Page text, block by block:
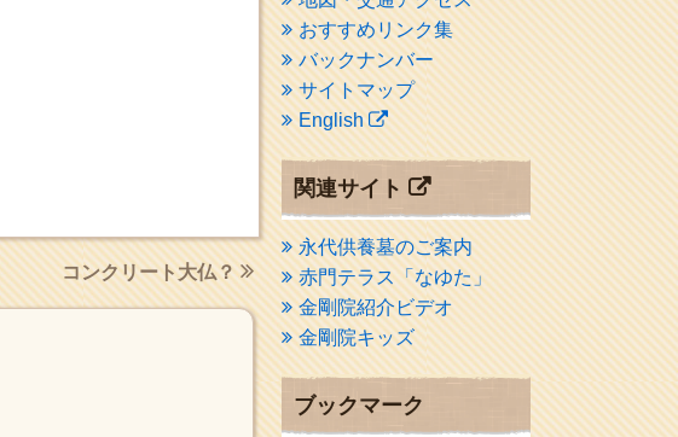
コンクリート大仏？
おすすめリンク集
バックナンバー
サイトマップ
English
関連サイト
永代供養墓のご案内
赤門テラス「なゆた」
金剛院紹介ビデオ
金剛院キッズ
ブックマーク